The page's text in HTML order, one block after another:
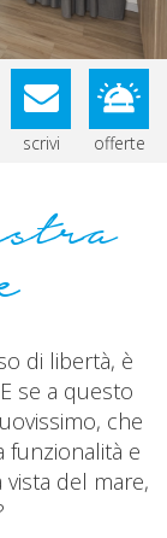
offerte
scrivi
di libertà, è
se a questo
che
funzionalità e
del mare,